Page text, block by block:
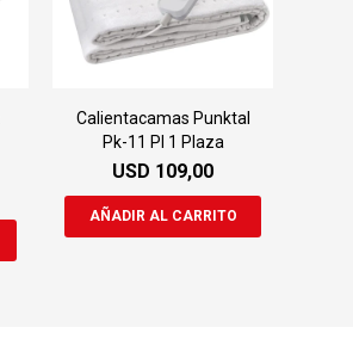
Calientacamas Punktal
Pk-11 Pl 1 Plaza
USD 109,00